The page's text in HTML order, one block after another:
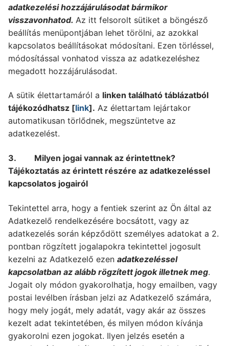
adatkezelési hozzájárulásodat bármikor
visszavonhatod. Az itt felsorolt sütiket a böngésző
beállítás menüpontjában lehet törölni, az azokkal
kapcsolatos beállításokat módosítani. Ezen törléssel,
módosítással vonhatod vissza az adatkezeléshez
megadott hozzájárulásodat.
A sütik élettartamáról a linken található táblázatból
tájékozódhatsz [link]. Az élettartam lejártakor
automatikusan törlődnek, megszüntetve az
adatkezelést.
3. Milyen jogai vannak az érintettnek?
Tájékoztatás az érintett részére az adatkezeléssel
kapcsolatos jogairól
Tekintettel arra, hogy a fentiek szerint az Ön által az
Adatkezelő rendelkezésére bocsátott, vagy az
adatkezelés során képződött személyes adatokat a 2.
pontban rögzített jogalapokra tekintettel jogosult
kezelni az Adatkezelő ezen adatkezeléssel
kapcsolatban az alább rögzített jogok illetnek meg.
Jogait oly módon gyakorolhatja, hogy emailben, vagy
postai levélben írásban jelzi az Adatkezelő számára,
hogy mely jogát, mely adatát, vagy akár az összes
kezelt adat tekintetében, és milyen módon kívánja
gyakorolni ezen jogokat. Ilyen jelzés esetén a